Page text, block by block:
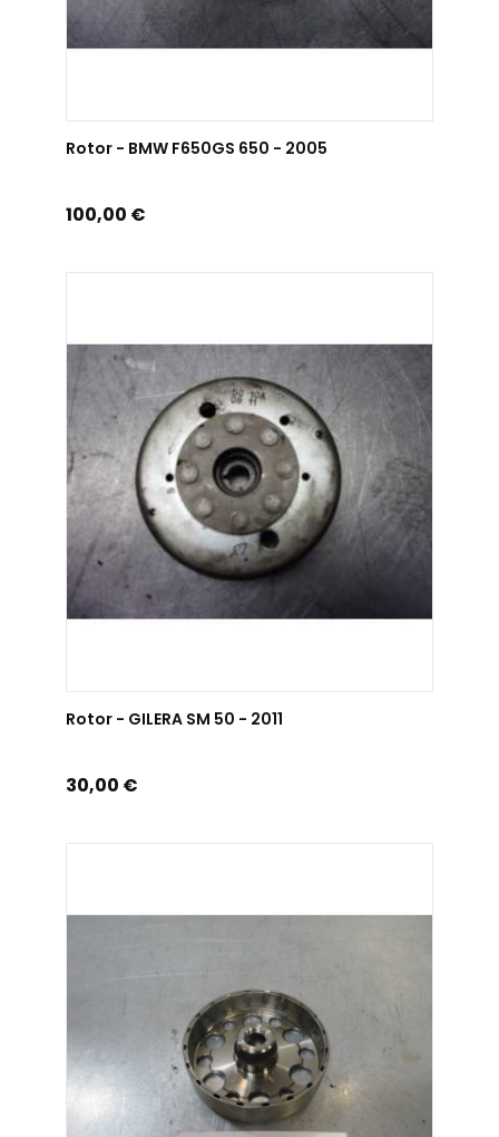
Rotor - BMW F650GS 650 - 2005
Prix
100,00 €
Rotor - GILERA SM 50 - 2011
Prix
30,00 €